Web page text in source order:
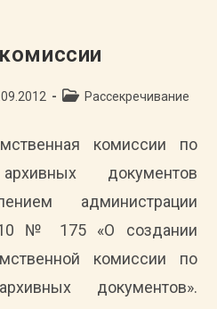
РубрикаРассекречивание
комиссии по
документов
администрации
№ 175 «О создании
комиссии по
документов».